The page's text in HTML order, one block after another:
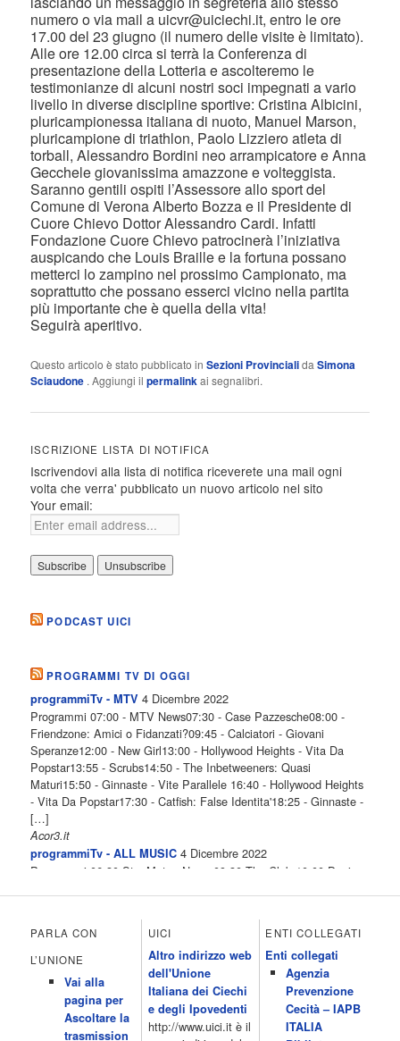
numero o via mail a uicvr@uiciechi.it, entro le ore
17.00 del 23 giugno (il numero delle visite è limitato).
Alle ore 12.00 circa si terrà la Conferenza di
presentazione della Lotteria e ascolteremo le
testimonianze di alcuni nostri soci impegnati a vario
livello in diverse discipline sportive: Cristina Albicini,
pluricampionessa italiana di nuoto, Manuel Marson,
pluricampione di triathlon, Paolo Lizziero atleta di
torball, Alessandro Bordini neo arrampicatore e Anna
Gecchele giovanissima amazzone e volteggista.
Saranno gentili ospiti l’Assessore allo sport del
Comune di Verona Alberto Bozza e il Presidente di
Cuore Chievo Dottor Alessandro Cardi. Infatti
Fondazione Cuore Chievo patrocinerà l’iniziativa
auspicando che Louis Braille e la fortuna possano
metterci lo zampino nel prossimo Campionato, ma
soprattutto che possano esserci vicino nella partita
più importante che è quella della vita!
Seguirà aperitivo.
Questo articolo è stato pubblicato inSezioni ProvincialidaSimona
Sciaudone . Aggiungi ilpermalinkai segnalibri.
ISCRIZIONE LISTA DI NOTIFICA
Iscrivendovi alla lista di notifica riceverete una mail ogni
volta che verra' pubblicato un nuovo articolo nel sito
Your email:
PODCAST UICI
PROGRAMMI TV DI OGGI
programmiTv - MTV 4 Dicembre 2022
Programmi 07:00 - MTV News07:30 - Case Pazzesche08:00 -
Friendzone: Amici o Fidanzati?09:45 - Calciatori - Giovani
Speranze12:00 - New Girl13:00 - Hollywood Heights - Vita Da
Popstar13:55 - Scrubs14:50 - The Inbetweeners: Quasi
Maturi15:50 - Ginnaste - Vite Parallele 16:40 - Hollywood Heights
- Vita Da Popstar17:30 - Catfish: False Identita'18:25 - Ginnaste -
[…]
Acor3.it
programmiTv - ALL MUSIC 4 Dicembre 2022
Programmi 06.30 Star.Meteo.News 09.30 The Club 10.00 Deejay
All News 16.05 Rotazione musicale 19.00 All News 19.05 The
Club 19.30 19.30 Human Guinea Pigs 20.00 Inbox 21.00 Code
Monkeys 21.30 Sons of Butcher […]
programmiTv - ITALIA 1 4 Dicembre 2022
Programmi 06.35 Cartoni Animati 09.05 Telefilm:Starsky & Hutch
10.10 Telefilm:Supercar 12.15 12.15 Secondo voi 12.25 Studio
PARLA CON
L’UNIONE
Vai alla
pagina per
Ascoltare la
trasmission
UICI
Altro indirizzo web
dell'Unione
Italiana dei Ciechi
e degli Ipovedenti
http://www.uici.it è il
ENTI COLLEGATI
Enti collegati
Agenzia
Prevenzione
Cecità – IAPB
ITALIA